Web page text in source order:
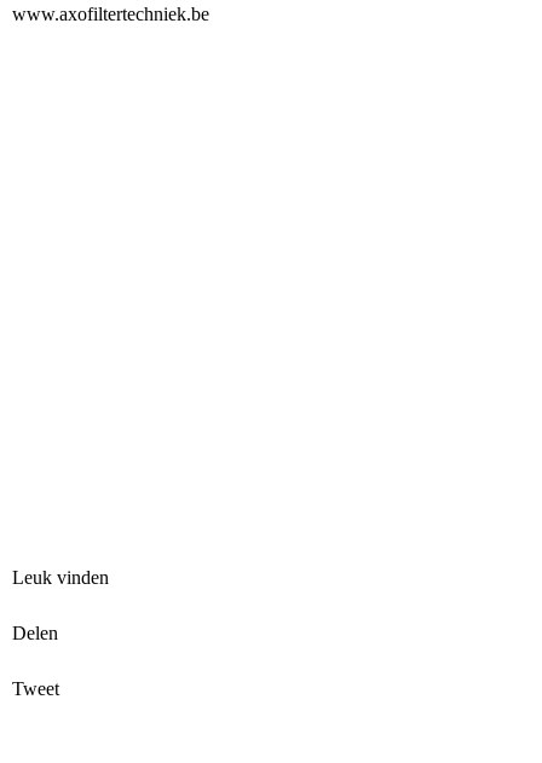
www.axofiltertechniek.be
Leuk vinden
Delen
Tweet